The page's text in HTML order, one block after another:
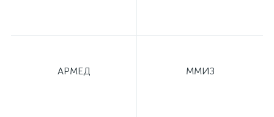
АРМЕД ММИЗ